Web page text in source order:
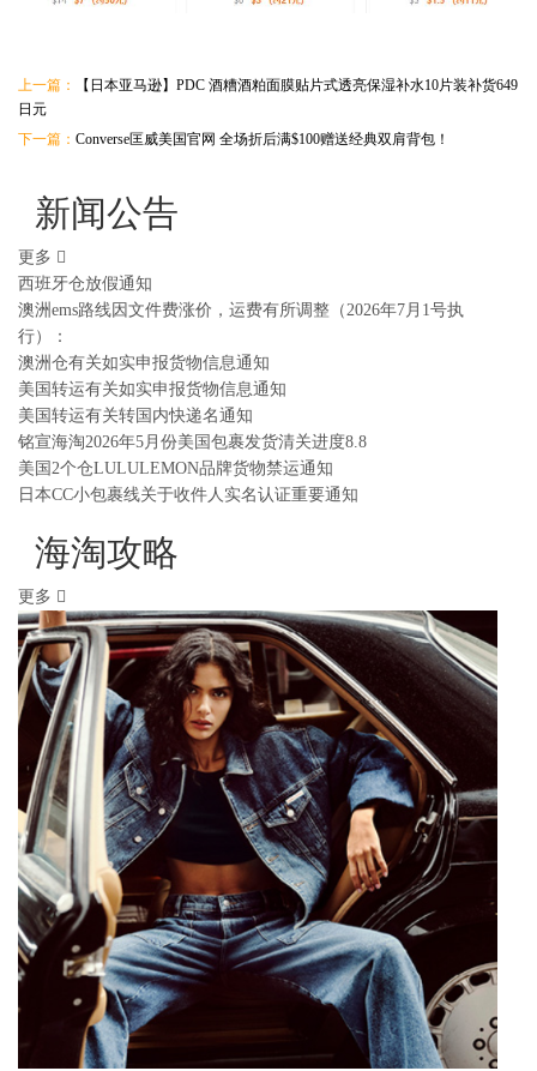
上一篇：
【日本亚马逊】PDC 酒糟酒粕面膜贴片式透亮保湿补水10片装补货649
日元
下一篇： Converse匡威美国官网 全场折后满$100赠送经典双肩背包！
新闻公告
更多
西班牙仓放假通知
澳洲ems路线因文件费涨价，运费有所调整（2026年7月1号执
行）：
澳洲仓有关如实申报货物信息通知
美国转运有关如实申报货物信息通知
美国转运有关转国内快递名通知
铭宣海淘2026年5月份美国包裹发货清关进度8.8
美国2个仓LULULEMON品牌货物禁运通知
日本CC小包裹线关于收件人实名认证重要通知
海淘攻略
更多